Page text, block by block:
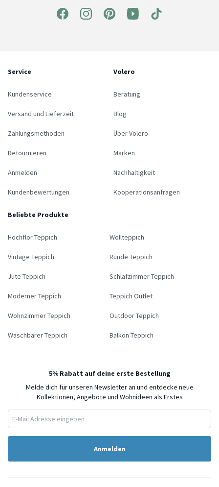
Service
Kundenservice
Versand und Lieferzeit
Zahlungsmethoden
Retournieren
Anmelden
Kundenbewertungen
Volero
Beratung
Blog
Über Volero
Marken
Nachhaltigkeit
Kooperationsanfragen
Beliebte Produkte
Hochflor Teppich Wollteppich
Vintage Teppich Runde Teppich
Jute Teppich Schlafzimmer Teppich
Moderner Teppich Teppich Outlet
Wohnzimmer Teppich Outdoor Teppich
Waschbarer Teppich Balkon Teppich
5% Rabatt auf deine erste Bestellung
Melde dich für unseren Newsletter an und entdecke neue
Kollektionen, Angebote und Wohnideen als Erstes
Anmelden